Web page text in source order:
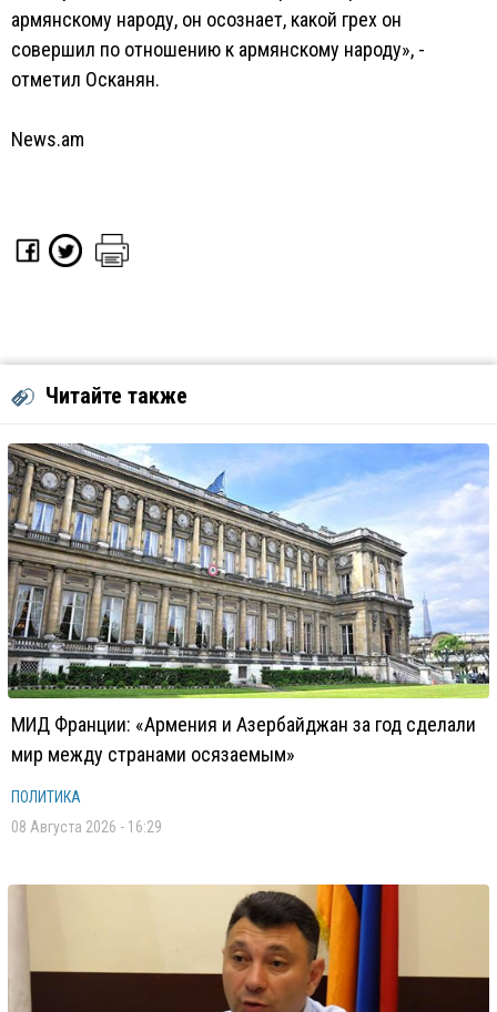
армянскому народу, он осознает, какой грех он
совершил по отношению к армянскому народу», -
отметил Осканян.
News.am
Читайте также
МИД Франции: «Армения и Азербайджан за год сделали
мир между странами осязаемым»
ПОЛИТИКА
08 Августа 2026 - 16:29